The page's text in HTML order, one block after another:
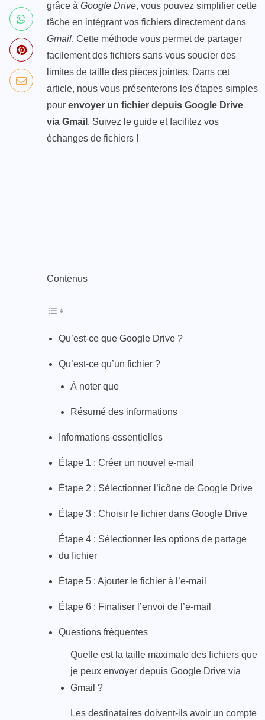
grâce à Google Drive, vous pouvez simplifier cette
tâche en intégrant vos fichiers directement dans
Gmail. Cette méthode vous permet de partager
facilement des fichiers sans vous soucier des
limites de taille des pièces jointes. Dans cet
article, nous vous présenterons les étapes simples
pour envoyer un fichier depuis Google Drive
via Gmail . Suivez le guide et facilitez vos
échanges de fichiers !
Contenus
Qu’est-ce que Google Drive ?
Qu’est-ce qu’un fichier ?
À noter que
Résumé des informations
Informations essentielles
Étape 1 : Créer un nouvel e-mail
Étape 2 : Sélectionner l’icône de Google Drive
Étape 3 : Choisir le fichier dans Google Drive
Étape 4 : Sélectionner les options de partage
du fichier
Étape 5 : Ajouter le fichier à l’e-mail
Étape 6 : Finaliser l’envoi de l’e-mail
Questions fréquentes
Quelle est la taille maximale des fichiers que
je peux envoyer depuis Google Drive via
Gmail ?
Les destinataires doivent-ils avoir un compte